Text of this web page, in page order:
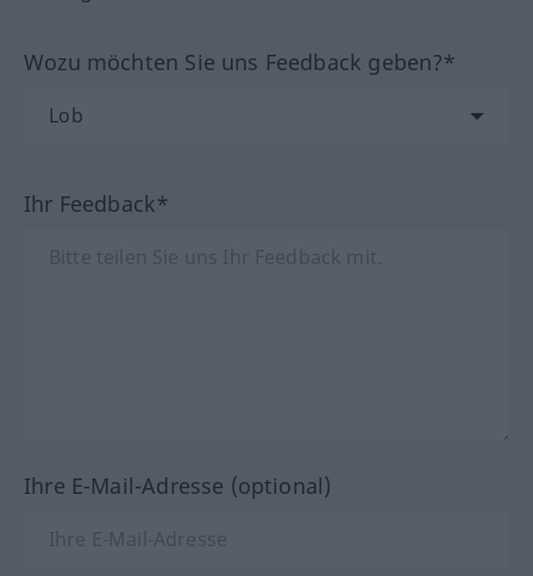
Wozu möchten Sie uns Feedback geben?*
Ihr Feedback*
Ihre E-Mail-Adresse (optional)